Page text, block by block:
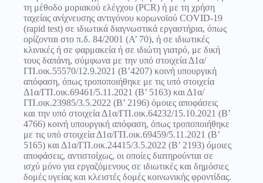
τη μέθοδο μοριακού ελέγχου (PCR) ή με τη χρήση
ταχείας ανίχνευσης αντιγόνου κορωνοϊού COVID-19
(rapid test) σε ιδιωτικά διαγνωστικά εργαστήρια, όπως
ορίζονται στο π.δ. 84/2001 (Α’ 70), ή σε ιδιωτικές
κλινικές ή σε φαρμακεία ή σε ιδιώτη γιατρό, με δική
τους δαπάνη, σύμφωνα με την υπό στοιχεία Δ1α/
ΓΠ.οικ.55570/12.9.2021 (Β’4207) κοινή υπουργική
απόφαση, όπως τροποποιήθηκε με τις υπό στοιχεία
Δ1α/ΓΠ.οικ.69461/5.11.2021 (Β’ 5163) και Δ1α/
ΓΠ.οικ.23985/3.5.2022 (Β’ 2196) όμοιες αποφάσεις
και την υπό στοιχεία Δ1α/ΓΠ.οικ.64232/15.10.2021 (Β’
4766) κοινή υπουργική απόφαση, όπως τροποποιήθηκε
με τις υπό στοιχεία Δ1α/ΓΠ.οικ.69459/5.11.2021 (Β’
5165) και Δ1α/ΓΠ.οικ.24415/3.5.2022 (Β’ 2193) όμοιες
αποφάσεις, αντιστοίχως, οι οποίες διατηρούνται σε
ισχύ μόνο για εργαζόμενους σε ιδιωτικές και δημόσιες
δομές υγείας και κλειστές δομές κοινωνικής φροντίδας.